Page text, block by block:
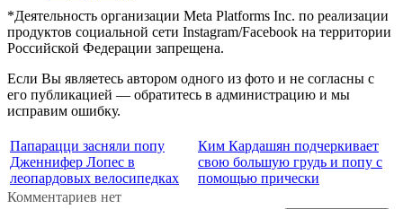
*Деятельность организации Meta Platforms Inc. по реализации
продуктов социальной сети Instagram/Facebook на территории
Российской Федерации запрещена.
Если Вы являетесь автором одного из фото и не согласны с
его публикацией — обратитесь в администрацию и мы
исправим ошибку.
Папарацци засняли попу
Дженнифер Лопес в
леопардовых велосипедках
Ким Кардашян подчеркивает
свою большую грудь и попу с
помощью прически
Комментариев нет